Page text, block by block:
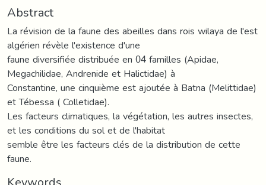
Abstract
La révision de la faune des abeilles dans rois wilaya de l'est
algérien révèle l'existence d'une
faune diversifiée distribuée en 04 familles (Apidae,
Megachilidae, Andrenide et Halictidae) à
Constantine, une cinquième est ajoutée à Batna (Melittidae)
et Tébessa ( Colletidae).
Les facteurs climatiques, la végétation, les autres insectes,
et les conditions du sol et de l'habitat
semble être les facteurs clés de la distribution de cette
faune.